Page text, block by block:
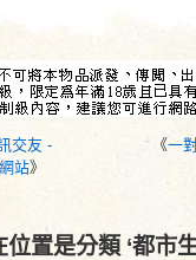
交友 -
站》
《一
位置是分類 ‘都市